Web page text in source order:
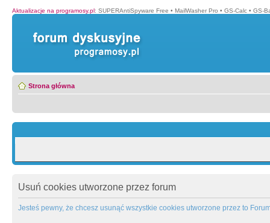
Aktualizacje na programosy.pl: SUPERAntiSpyware Free • MailWasher Pro • GS-Calc • GS-
Strona główna
Usuń cookies utworzone przez forum
Jesteś pewny, że chcesz usunąć wszystkie cookies utworzone przez to